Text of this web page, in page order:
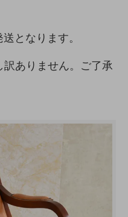
となります。
ありません。ご了承